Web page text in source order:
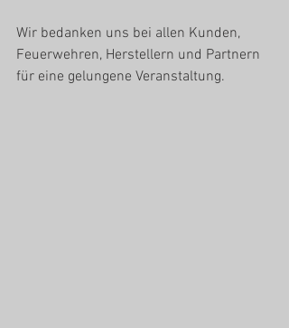
Wir bedanken uns bei allen Kunden,
Feuerwehren, Herstellern und Partnern
für eine gelungene Veranstaltung.